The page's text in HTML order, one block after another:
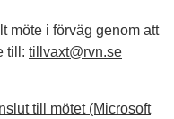
möte i förväg genom att
till: tillvaxt@rvn.se
till mötet (Microsoft